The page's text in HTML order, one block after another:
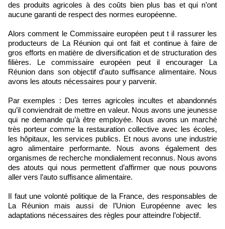
des produits agricoles à des coûts bien plus bas et qui n’ont
aucune garanti de respect des normes européenne.
Alors comment le Commissaire européen peut t il rassurer les
producteurs de La Réunion qui ont fait et continue à faire de
gros efforts en matière de diversification et de structuration des
filières. Le commissaire européen peut il encourager La
Réunion dans son objectif d’auto suffisance alimentaire. Nous
avons les atouts nécessaires pour y parvenir.
Par exemples : Des terres agricoles incultes et abandonnés
qu’il conviendrait de mettre en valeur. Nous avons une jeunesse
qui ne demande qu’à être employée. Nous avons un marché
très porteur comme la restauration collective avec les écoles,
les hôpitaux, les services publics. Et nous avons une industrie
agro alimentaire performante. Nous avons également des
organismes de recherche mondialement reconnus. Nous avons
des atouts qui nous permettent d’affirmer que nous pouvons
aller vers l’auto suffisance alimentaire.
Il faut une volonté politique de la France, des responsables de
La Réunion mais aussi de l’Union Européenne avec les
adaptations nécessaires des règles pour atteindre l’objectif.